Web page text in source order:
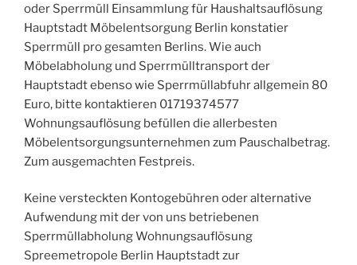
oder Sperrmüll Einsammlung für Haushaltsauflösung
Hauptstadt Möbelentsorgung Berlin konstatier
Sperrmüll pro gesamten Berlins. Wie auch
Möbelabholung und Sperrmülltransport der
Hauptstadt ebenso wie Sperrmüllabfuhr allgemein 80
Euro, bitte kontaktieren 01719374577
Wohnungsauflösung befüllen die allerbesten
Möbelentsorgungsunternehmen zum Pauschalbetrag.
Zum ausgemachten Festpreis.
Keine versteckten Kontogebühren oder alternative
Aufwendung mit der von uns betriebenen
Sperrmüllabholung Wohnungsauflösung
Spreemetropole Berlin Hauptstadt zur